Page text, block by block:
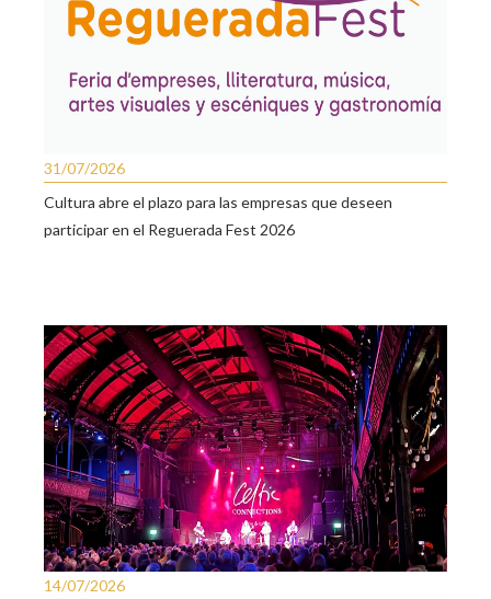
31/07/2026
Cultura abre el plazo para las empresas que deseen
participar en el Reguerada Fest 2026
14/07/2026